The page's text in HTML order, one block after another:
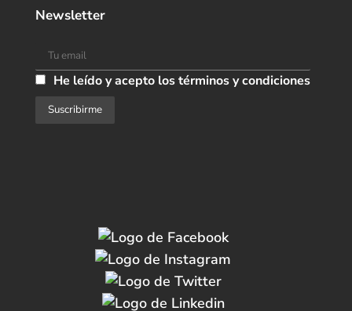
Newsletter
He leído y acepto los términos y condiciones